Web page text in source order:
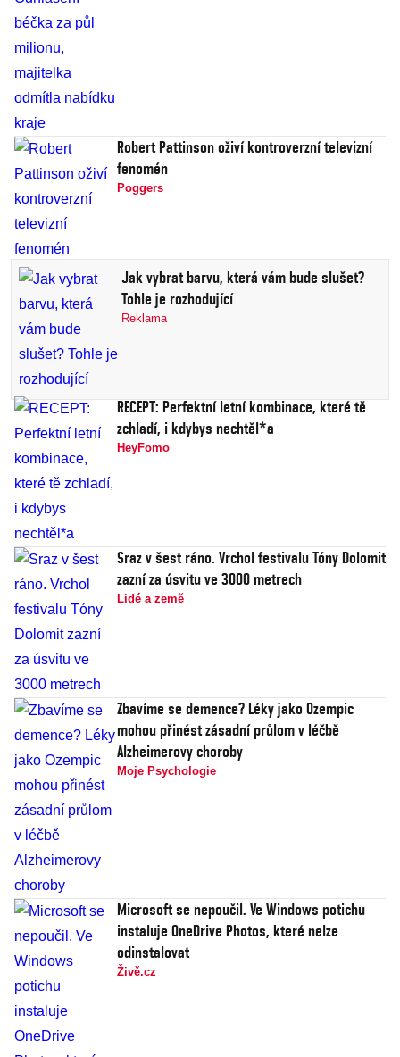
Robert Pattinson oživí kontroverzní televizní
fenomén
Poggers
Jak vybrat barvu, která vám bude slušet?
Tohle je rozhodující
Reklama
RECEPT: Perfektní letní kombinace, které tě
zchladí, i kdybys nechtěl*a
HeyFomo
Sraz v šest ráno. Vrchol festivalu Tóny Dolomit
zazní za úsvitu ve 3000 metrech
Lidé a země
Zbavíme se demence? Léky jako Ozempic
mohou přinést zásadní průlom v léčbě
Alzheimerovy choroby
Moje Psychologie
Microsoft se nepoučil. Ve Windows potichu
instaluje OneDrive Photos, které nelze
odinstalovat
Živě.cz